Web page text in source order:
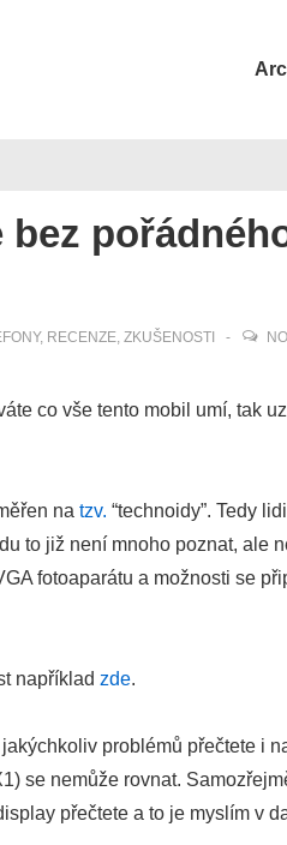
bez
, RECENZE, ZKUŠENOSTI
NO
co vše tento mobil umí, tak
na tzv. “technoidy”. Tedy
to již není mnoho poznat, ale
fotoaparátu a možnosti se
například zde.
problémů přečtete i
se nemůže rovnat.
přečtete a to je myslím v